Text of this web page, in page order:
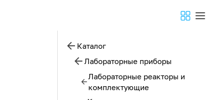
Каталог
Лабораторные приборы
Лабораторные реакторы и
комплектующие